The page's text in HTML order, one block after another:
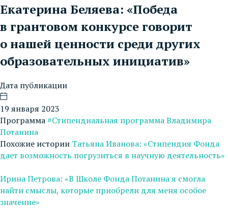
Екатерина Беляева: «Победа
в грантовом конкурсе говорит
о нашей ценности среди других
образовательных инициатив»
Дата публикации
19 января 2023
Программа#Стипендиальная программа Владимира
Потанина
Похожие истории Татьяна Иванова: «Стипендия Фонда
дает возможность погрузиться в научную деятельность»
Ирина Петрова: «В Школе Фонда Потанина я смогла
найти смыслы, которые приобрели для меня особое
значение»